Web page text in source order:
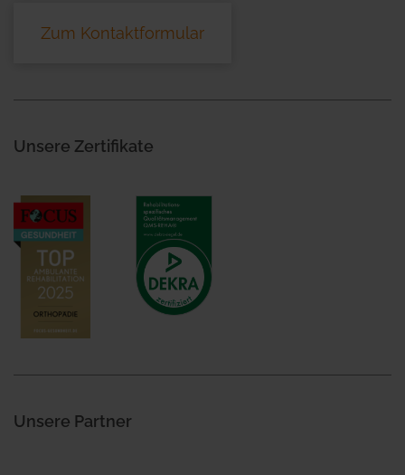
Zum Kontaktformular
Unsere Zertifikate
Unsere Partner